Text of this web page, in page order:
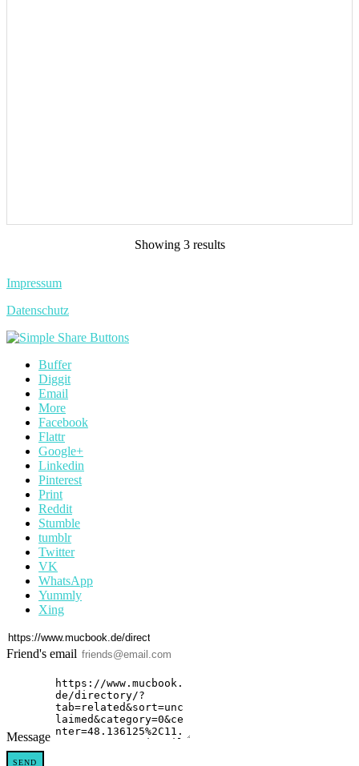
Showing 3 results
Impressum
Datenschutz
Buffer
Diggit
Email
More
Facebook
Flattr
Google+
Linkedin
Pinterest
Print
Reddit
Stumble
tumblr
Twitter
VK
WhatsApp
Yummly
Xing
Friend's email
Message
SEND